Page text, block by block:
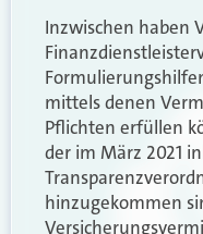
Inzwischen haben
mittels denen
Pflichten erfüllen
der im März 2021
hinzugekommen